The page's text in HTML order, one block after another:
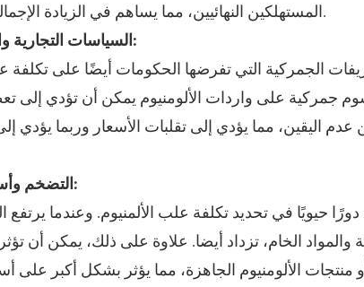
المستهلكين النهائيين، مما يساهم في الزيادة الإجمالية في أسعار العلب.
السياسات التجارية والتعريفات الجمركية:
الجمركية التي تفرضها الحكومات أيضًا على تكلفة
جمركية على واردات الألومنيوم يمكن أن تؤدي إلى
اليقين، مما يؤدي إلى تقلبات الأسعار وربما يؤدي
التضخم وأسعار صرف العملات:
حيويًا في تحديد تكلفة علب الألمنيوم. وعندما يرتفع
والمواد الخام، تزداد أيضا. علاوة على ذلك، يمكن أن